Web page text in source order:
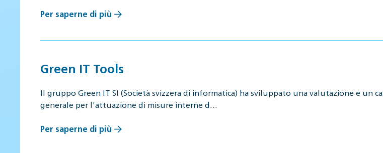
Per saperne di più
Green IT Tools
Il gruppo Green IT SI (Società svizzera di informatica) ha sviluppato una valutazione e un
generale per l'attuazione di misure interne d…
Per saperne di più